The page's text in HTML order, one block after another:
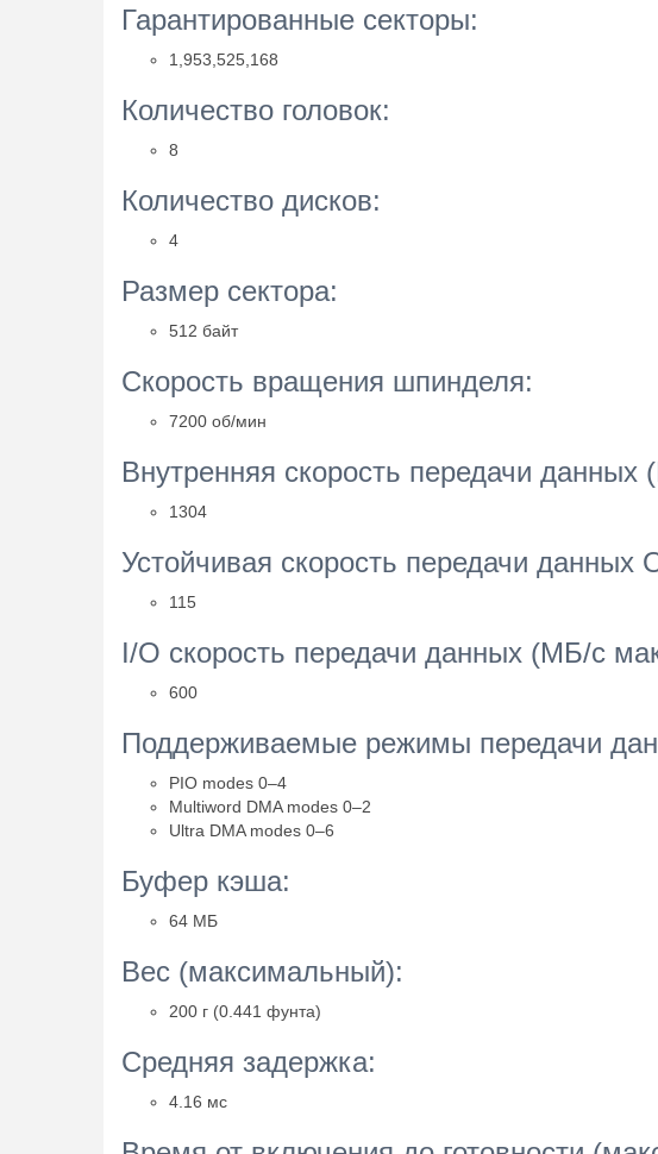
Гарантированные секторы:
1,953,525,168
Количество головок:
8
Количество дисков:
4
Размер сектора:
512 байт
Скорость вращения шпинделя:
7200 об/мин
Внутренняя скорость передачи данных
1304
Устойчивая скорость передачи данных
115
I/O скорость передачи данных (МБ/с
600
Поддерживаемые режимы передачи
PIO modes 0–4
Multiword DMA modes 0–2
Ultra DMA modes 0–6
Буфер кэша:
64 МБ
Вес (максимальный):
200 г (0.441 фунта)
Средняя задержка:
4.16 мс